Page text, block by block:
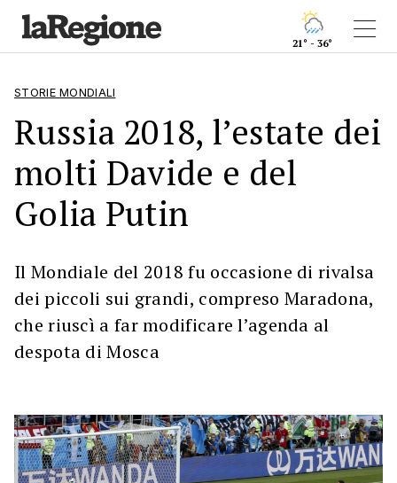
21° - 36°
STORIE MONDIALI
Russia 2018, l’estate dei
molti Davide e del
Golia Putin
Il Mondiale del 2018 fu occasione di rivalsa
dei piccoli sui grandi, compreso Maradona,
che riuscì a far modificare l’agenda al
despota di Mosca